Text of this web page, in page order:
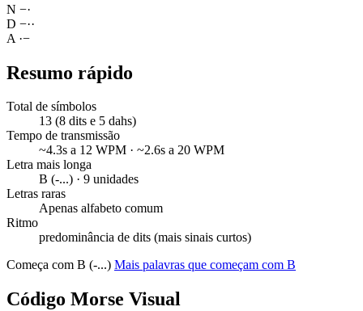
N −·
D −··
A ·−
Resumo rápido
Total de símbolos
13 (8 dits e 5 dahs)
Tempo de transmissão
~4.3s a 12 WPM · ~2.6s a 20 WPM
Letra mais longa
B (-...) · 9 unidades
Letras raras
Apenas alfabeto comum
Ritmo
predominância de dits (mais sinais curtos)
Começa com B (-...) Mais palavras que começam com B
Código Morse Visual